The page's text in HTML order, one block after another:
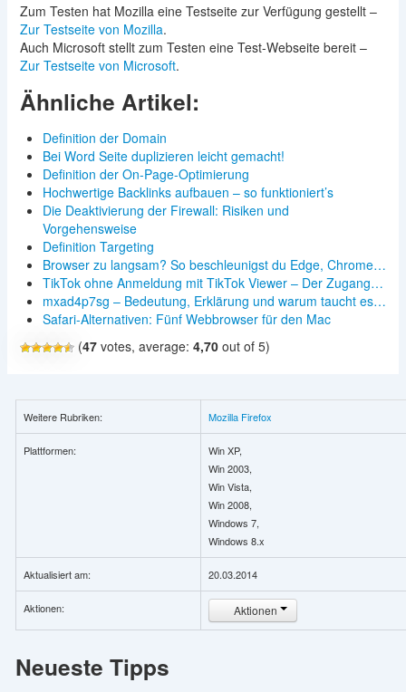
Zum Testen hat Mozilla eine Testseite zur Verfügung gestellt –
Zur Testseite von Mozilla.
Auch Microsoft stellt zum Testen eine Test-Webseite bereit –
Zur Testseite von Microsoft.
Ähnliche Artikel:
Definition der Domain
Bei Word Seite duplizieren leicht gemacht!
Definition der On-Page-Optimierung
Hochwertige Backlinks aufbauen – so funktioniert’s
Die Deaktivierung der Firewall: Risiken und
Vorgehensweise
Definition Targeting
Browser zu langsam? So beschleunigst du Edge, Chrome…
TikTok ohne Anmeldung mit TikTok Viewer – Der Zugang…
mxad4p7sg – Bedeutung, Erklärung und warum taucht es…
Safari-Alternativen: Fünf Webbrowser für den Mac
(47votes, average: 4,70out of 5)
Weitere Rubriken: Mozilla Firefox
Plattformen:
Win XP,
Win 2003,
Win Vista,
Win 2008,
Windows 7,
Windows 8.x
Aktualisiert am: 20.03.2014
Aktionen: Aktionen
Neueste Tipps